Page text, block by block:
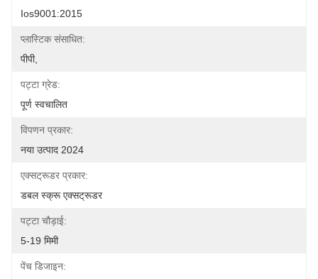
Ios9001:2015
प्लास्टिक संसाधित:
पीपी,
पट्टा ग्रेड:
पूर्ण स्वचालित
विपणन प्रकार:
नया उत्पाद 2024
एक्सट्रूडर प्रकार:
डबल स्क्रू एक्सट्रूडर
पट्टा चौड़ाई:
5-19 मिमी
पेंच डिजाइन: